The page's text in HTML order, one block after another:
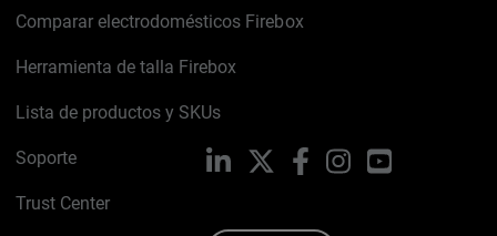
Comparar electrodomésticos Firebox
Herramienta de talla Firebox
Lista de productos y SKUs
Soporte
Trust Center
LinkedIn FacebookInstagramYouTube